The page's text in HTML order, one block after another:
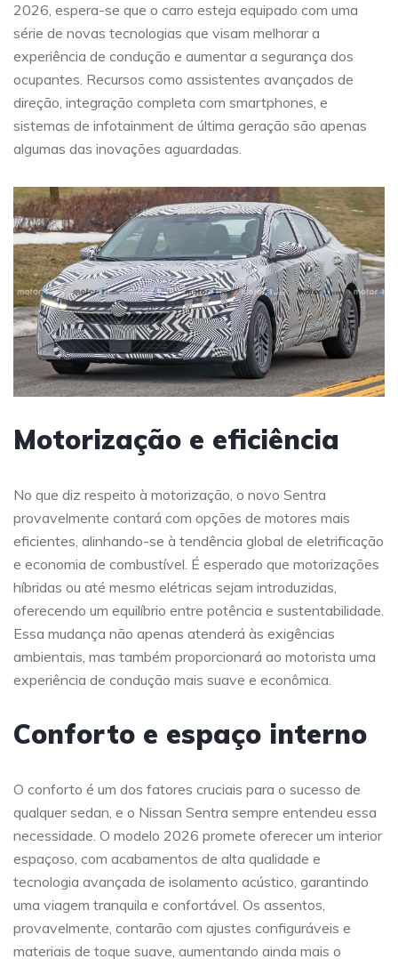
2026, espera-se que o carro esteja equipado com uma
série de novas tecnologias que visam melhorar a
experiência de condução e aumentar a segurança dos
ocupantes. Recursos como assistentes avançados de
direção, integração completa com smartphones, e
sistemas de infotainment de última geração são apenas
algumas das inovações aguardadas.
Motorização e eficiência
No que diz respeito à motorização, o novo Sentra
provavelmente contará com opções de motores mais
eficientes, alinhando-se à tendência global de eletrificação
e economia de combustível. É esperado que motorizações
híbridas ou até mesmo elétricas sejam introduzidas,
oferecendo um equilíbrio entre potência e sustentabilidade.
Essa mudança não apenas atenderá às exigências
ambientais, mas também proporcionará ao motorista uma
experiência de condução mais suave e econômica.
Conforto e espaço interno
O conforto é um dos fatores cruciais para o sucesso de
qualquer sedan, e o Nissan Sentra sempre entendeu essa
necessidade. O modelo 2026 promete oferecer um interior
espaçoso, com acabamentos de alta qualidade e
tecnologia avançada de isolamento acústico, garantindo
uma viagem tranquila e confortável. Os assentos,
provavelmente, contarão com ajustes configuráveis e
materiais de toque suave, aumentando ainda mais o